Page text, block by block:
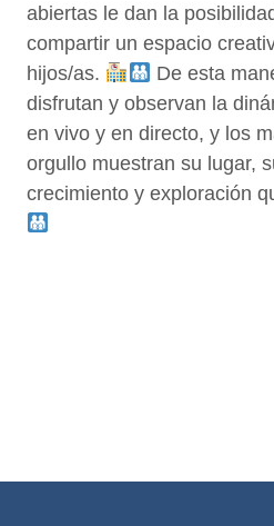
abiertas le dan la
compartir un espacio
hijos/as.
De esta
disfrutan y observan la
en vivo y en directo, y los
orgullo muestran su lugar,
crecimiento y exploración